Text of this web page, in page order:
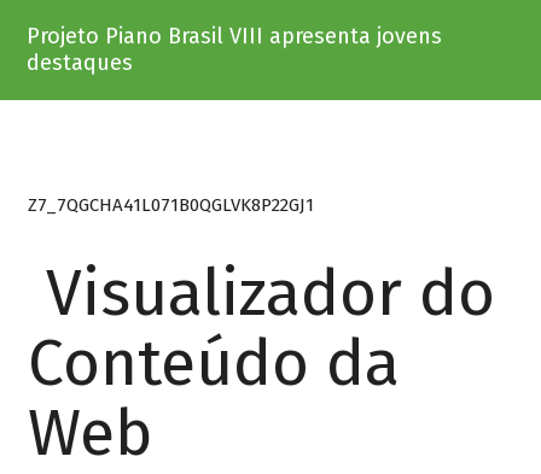
Projeto Piano Brasil VIII apresenta jovens
destaques
Z7_7QGCHA41L071B0QGLVK8P22GJ1
Visualizador do
Conteúdo da
Web